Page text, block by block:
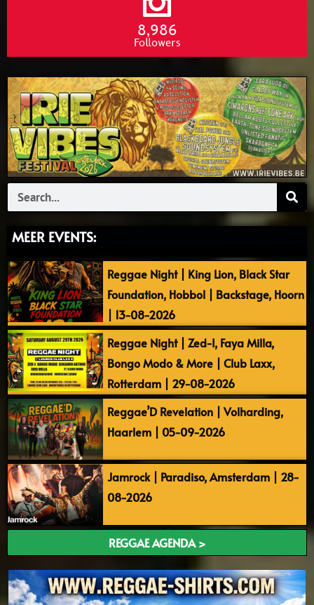
8,986
Followers
Search
MEER EVENTS:
Reggae Night | King Lion, Black Star
Foundation, Hobbol | Backstage, Hoorn
| 13-08-2026
Reggae Night | Zed-I, Faya Milla,
Bongo Modo & More | Club Laxx,
Rotterdam | 29-08-2026
Reggae’D Revelation | Volharding,
Haarlem | 05-09-2026
Jamrock | Paradiso, Amsterdam | 28-
08-2026
REGGAE AGENDA >